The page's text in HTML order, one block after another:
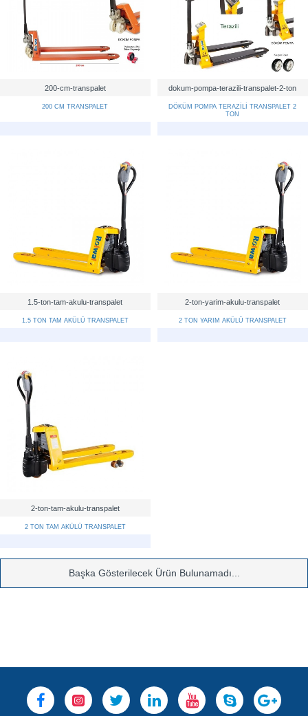
200-cm-transpalet
200 CM TRANSPALET
dokum-pompa-terazili-transpalet-2-ton
DÖKÜM POMPA TERAZİLİ TRANSPALET 2
TON
1.5-ton-tam-akulu-transpalet
1.5 TON TAM AKÜLÜ TRANSPALET
2-ton-yarim-akulu-transpalet
2 TON YARIM AKÜLÜ TRANSPALET
2-ton-tam-akulu-transpalet
2 TON TAM AKÜLÜ TRANSPALET
Başka Gösterilecek Ürün Bulunamadı...